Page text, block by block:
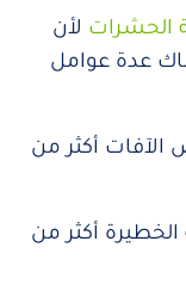
الحشرات لأن
عدة عوامل
أكثر من
أكثر من